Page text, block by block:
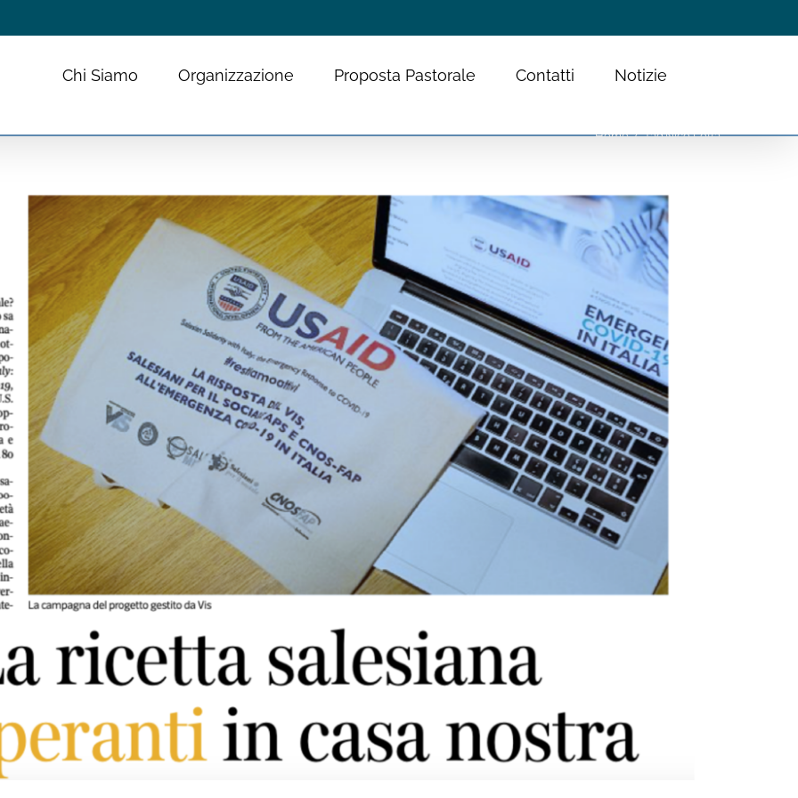
Chi Siamo Organizzazione Proposta Pastorale Contatti Notizie
Home Tag:Nico Lotta